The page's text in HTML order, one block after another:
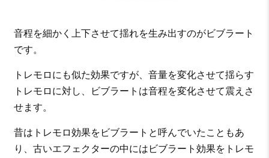
音程を細かく上下させて揺れを生み出すのがビブラート
です。
トレモロにも似た効果ですが、音量を変化させて揺らす
トレモロに対し、ビブラートは音程を変化させて震えさ
せます。
昔はトレモロ効果をビブラートと呼んでいたこともあ
り、古いエフェクターの中にはビブラート効果をトレモ